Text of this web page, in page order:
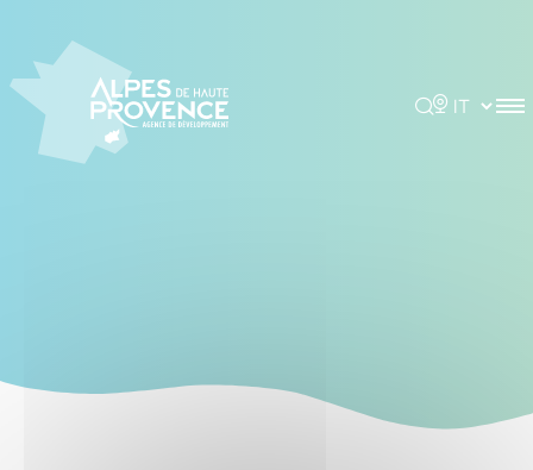
Rechercher
Choisir la